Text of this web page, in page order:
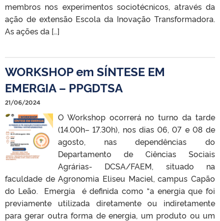
membros nos experimentos sociotécnicos, através da
ação de extensão Escola da Inovação Transformadora.
As ações da […]
WORKSHOP em SÍNTESE EM
EMERGIA – PPGDTSA
21/06/2024
O Workshop ocorrerá no turno da tarde
(14.00h– 17.30h), nos dias 06, 07 e 08 de
agosto, nas dependências do
Departamento de Ciências Sociais
Agrárias- DCSA/FAEM, situado na
faculdade de Agronomia Eliseu Maciel, campus Capão
do Leão. Emergia é definida como “a energia que foi
previamente utilizada diretamente ou indiretamente
para gerar outra forma de energia, um produto ou um